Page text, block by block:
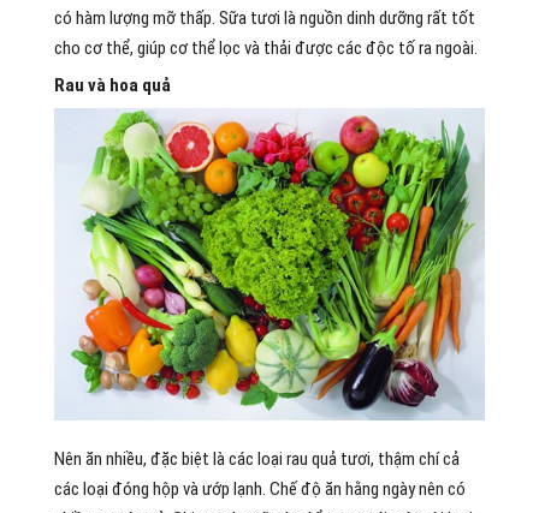
có hàm lượng mỡ thấp. Sữa tươi là nguồn dinh dưỡng rất tốt
cho cơ thể, giúp cơ thể lọc và thải được các độc tố ra ngoài.
Rau và hoa quả
Nên ăn nhiều, đặc biệt là các loại rau quả tươi, thậm chí cả
các loại đóng hộp và ướp lạnh. Chế độ ăn hằng ngày nên có